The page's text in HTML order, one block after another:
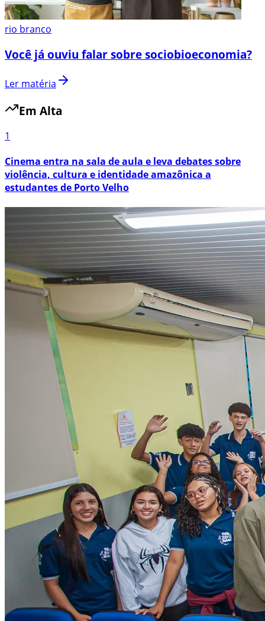
rio branco
Você já ouviu falar sobre sociobioeconomia?
Ler matéria
Em Alta
1
Cinema entra na sala de aula e leva debates sobre
violência, cultura e identidade amazônica a
estudantes de Porto Velho